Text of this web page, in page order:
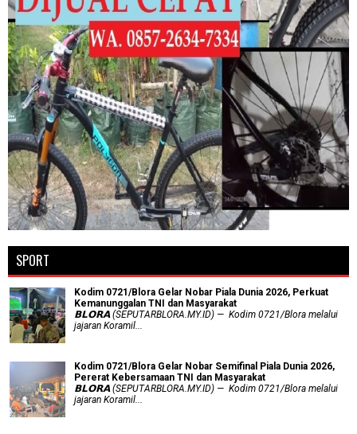
SPORT
Kodim 0721/Blora Gelar Nobar Piala Dunia 2026, Perkuat
Kemanunggalan TNI dan Masyarakat
𝗕𝗟𝗢𝗥𝗔 (SEPUTARBLORA.MY.ID) — Kodim 0721/Blora melalui
jajaran Koramil...
Kodim 0721/Blora Gelar Nobar Semifinal Piala Dunia 2026,
Pererat Kebersamaan TNI dan Masyarakat
𝗕𝗟𝗢𝗥𝗔 (SEPUTARBLORA.MY.ID) — Kodim 0721/Blora melalui
jajaran Koramil...